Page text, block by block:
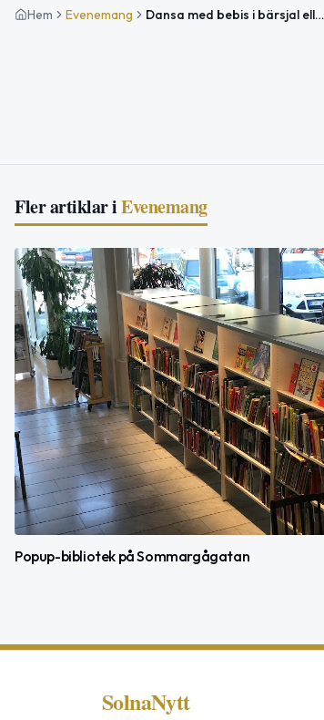
Hem Evenemang Dansa med bebis i bärsjal eller sele
Fler artiklar iEvenemang
Popup-bibliotek på Sommargågatan
SolnaNytt